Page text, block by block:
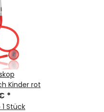
Kinder rot
*
Stück